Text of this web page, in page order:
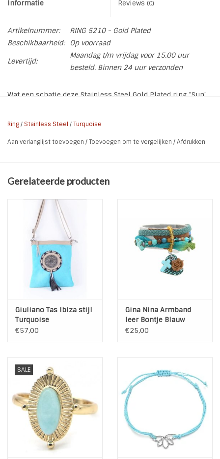
Informatie Reviews (0)
Artikelnummer:
RING 5210 - Gold Plated
Beschikbaarheid:
Op voorraad
Levertijd:
Maandag t/m vrijdag voor 15.00 uur
besteld. Binnen 24 uur verzonden
Wat een schatje deze Stainless Steel Gold Plated ring "Sun"
* Maat: 1 maat - verstelbaar van maat 17 t/m 19
* Maat Part: 1,5 x 1,5 cm
Ring/ Stainless Steel /Turquoise
Aan verlanglijst toevoegen /Toevoegen om te vergelijken /Afdrukken
Gerelateerde producten
Giuliano Tas Ibiza stijl
Turquoise
€57,00
Gina Nina Armband
leer Bontje Blauw
Turquoise 0004-001
€25,00
SALE